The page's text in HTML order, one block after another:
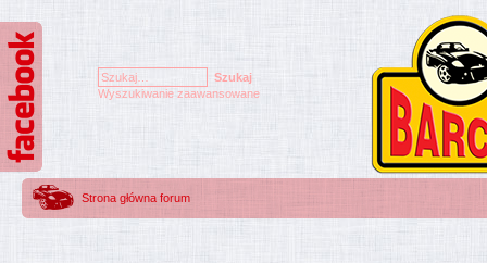
Wyszukiwanie zaawansowane
Strona główna forum